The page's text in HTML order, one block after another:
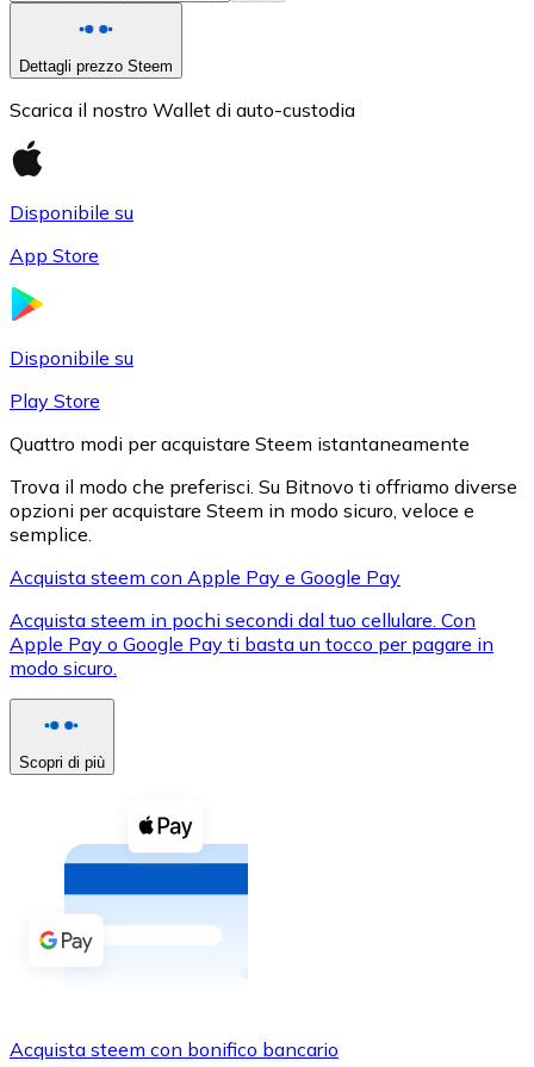
XRP
XRP
Vedi tutto
Buoni cripto
Acquista criptovalute in contanti e altri mezzi di
Acquista con contanti
Bonifico SEPA
Dettagli prezzo Steem
Scarica il nostro Wallet di auto-custodia
Disponibile su
App Store
Disponibile su
Play Store
Quattro modi per acquistare Steem istantaneamente
Trova il modo che preferisci. Su Bitnovo ti offriamo diverse
opzioni per acquistare Steem in modo sicuro, veloce e
semplice.
Acquista steem con Apple Pay e Google Pay
Acquista steem in pochi secondi dal tuo cellulare. Con
Apple Pay o Google Pay ti basta un tocco per pagare in
modo sicuro.
Scopri di più
Acquista steem con bonifico bancario